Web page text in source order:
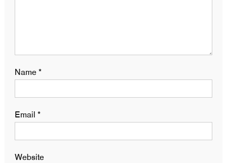
Name*
Email *
Website